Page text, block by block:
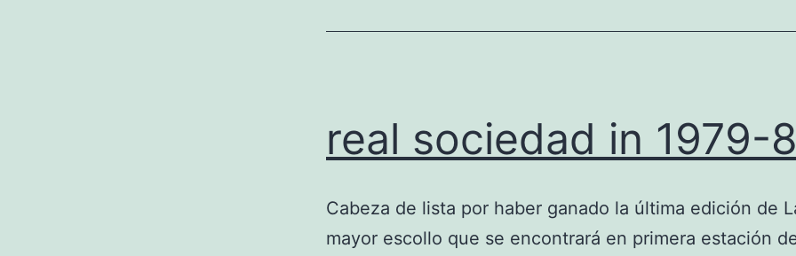
real sociedad in 1979-
Cabeza de lista por haber ganado la última edición de
mayor escollo que se encontrará en primera estación